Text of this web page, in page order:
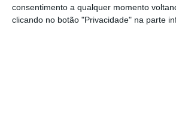
consentimento a qualquer momento
clicando no botão "Privacidade" na parte
desemprego. Este dado surge
semanas de paralisação